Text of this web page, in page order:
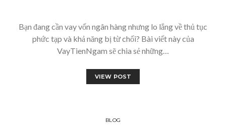
Bạn đang cần vay vốn ngân hàng nhưng lo lắng về thủ tục
phức tạp và khả năng bị từ chối? Bài viết này của
VayTienNgam sẽ chia sẻ những…
VIEW POST
BLOG